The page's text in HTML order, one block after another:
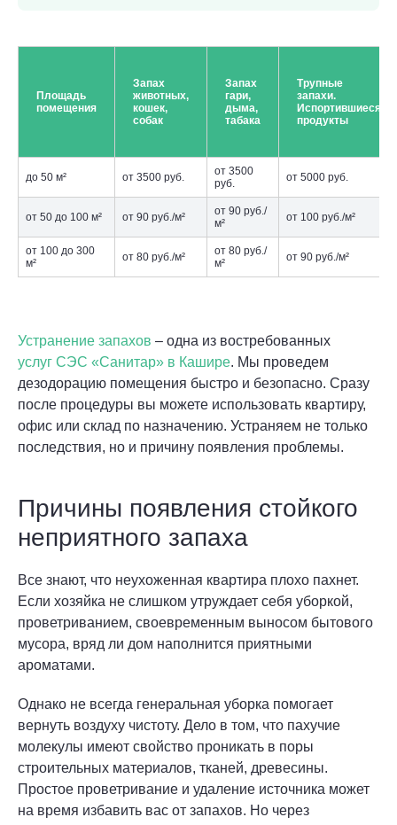
Площадь
помещения
Запах
животных,
кошек,
собак
Запах
гари,
дыма,
табака
Трупные
запахи.
Испортившиеся
продукты
до 50 м² от 3500 руб.
от 3500
руб.
от 5000 руб.
от 50 до 100 м² от 90 руб./м²
от 90 руб./
м²
от 100 руб./м²
от 100 до 300
м²
от 80 руб./м²
от 80 руб./
м²
от 90 руб./м²
Устранение запахов – одна из востребованных
услуг СЭС «Санитар» в Кашире. Мы проведем
дезодорацию помещения быстро и безопасно. Сразу
после процедуры вы можете использовать квартиру,
офис или склад по назначению. Устраняем не только
последствия, но и причину появления проблемы.
Причины появления стойкого
неприятного запаха
Все знают, что неухоженная квартира плохо пахнет.
Если хозяйка не слишком утруждает себя уборкой,
проветриванием, своевременным выносом бытового
мусора, вряд ли дом наполнится приятными
ароматами.
Однако не всегда генеральная уборка помогает
вернуть воздуху чистоту. Дело в том, что пахучие
молекулы имеют свойство проникать в поры
строительных материалов, тканей, древесины.
Простое проветривание и удаление источника может
на время избавить вас от запахов. Но через